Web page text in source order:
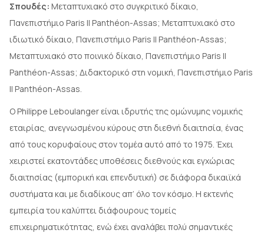
Σπουδές: Μεταπτυχιακό στο συγκριτικό δίκαιο,
Πανεπιστήμιο Paris II Panthéon-Assas; Μεταπτυχιακό στο
ιδιωτικό δίκαιο, Πανεπιστήμιο Paris II Panthéon-Assas;
Μεταπτυχιακό στο ποινικό δίκαιο, Πανεπιστήμιο Paris II
Panthéon-Assas; Διδακτορικό στη νομική, Πανεπιστήμιο Paris
II Panthéon-Assas.
Ο Philippe Leboulanger είναι ιδρυτής της ομώνυμης νομικής
εταιρίας, ανεγνωσμένου κύρους στη διεθνή διαιτησία, ένας
από τους κορυφαίους στον τομέα αυτό από το 1975. Έχει
χειριστεί εκατοντάδες υποθέσεις διεθνούς και εγχώριας
διαιτησίας (εμπορική και επενδυτική) σε διάφορα δικαιϊκά
συστήματα και με διαδίκους απ’ όλο τον κόσμο. Η εκτενής
εμπειρία του καλύπτει διάφουρους τομείς
επιχειρηματικότητας, ενώ έχει αναλάβει πολύ σημαντικές